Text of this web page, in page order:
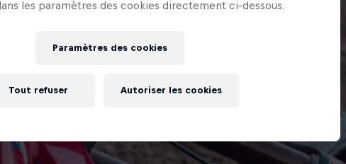
les paramètres des cookies directement ci-dessous.
Paramètres des cookies
Tout refuser Autoriser les cookies